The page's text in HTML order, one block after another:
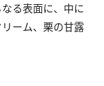
る表面に、中に
ーム、栗の甘露